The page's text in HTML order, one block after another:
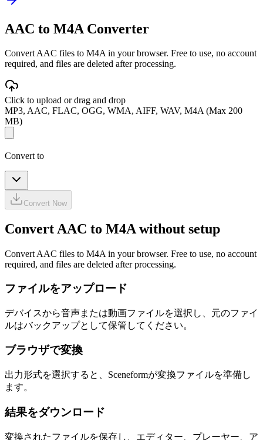
AAC to M4A Converter
Convert AAC files to M4A in your browser. Free to use, no account
required, and files are deleted after processing.
Click to upload or drag and drop
MP3, AAC, FLAC, OGG, WMA, AIFF, WAV, M4A (Max 200
MB)
Convert to
Convert Now
Convert AAC to M4A without setup
Convert AAC files to M4A in your browser. Free to use, no account
required, and files are deleted after processing.
ファイルをアップロード
デバイスから音声または動画ファイルを選択し、元のファイ
ルはバックアップとして保管してください。
ブラウザで変換
出力形式を選択すると、Sceneformが変換ファイルを準備し
ます。
結果をダウンロード
変換されたファイルを保存し、エディター、プレーヤー、ア